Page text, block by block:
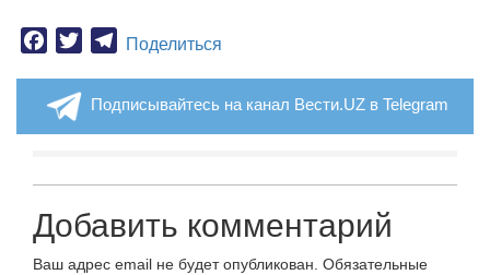
Facebook
TwitterTelegram
Поделиться
Подписывайтесь на канал Вести.UZ в Telegram
Добавить комментарий
Ваш адрес email не будет опубликован. Обязательные